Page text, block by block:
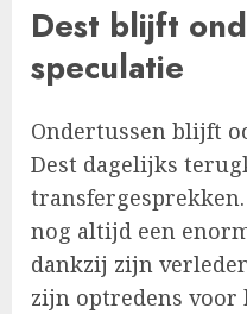
Dest blijft
speculatie
Ondertussen blijft
Dest dagelijks
nog altijd een
dankzij zijn
zijn optredens voor